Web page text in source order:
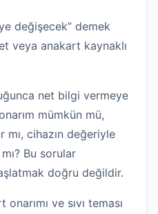
değişecek” demek
veya anakart kaynaklı
net bilgi vermeye
mümkün mü,
cihazın değeriyle
Bu sorular
doğru değildir.
ve sıvı teması